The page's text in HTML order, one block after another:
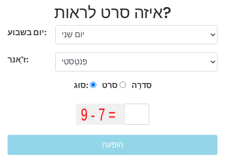
איזה סרט לראות?
יום בשבוע:
ז'ָאנר:
סוּג: סרט סִדרָה
הופעה